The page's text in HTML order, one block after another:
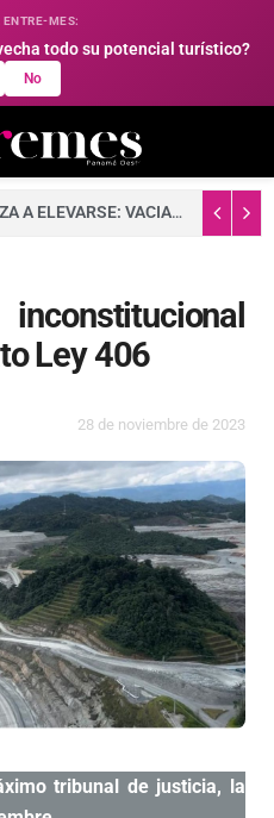
MES:
todo su potencial turístico?
No
CUARTO PUENTE COMIENZA A ELEVARSE: VACIADO DE CONCRETO FORTALECE LA BASE DE UNA DE SUS TORRES PRINCIPALES
Ley 406
28 de noviembre de 2023
tribunal de justicia, la